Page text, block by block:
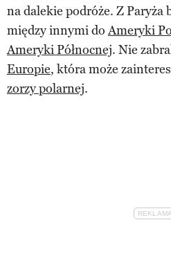
na dalekie podróże. Z Paryża
między innymi doAmeryki
Ameryki Północnej. Nie
Europie, która może
zorzy polarnej.